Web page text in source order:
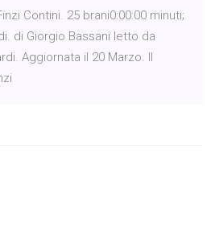
Contini. 25 brani0:00:00 minuti;
di Giorgio Bassani letto da
Aggiornata il 20 Marzo. Il